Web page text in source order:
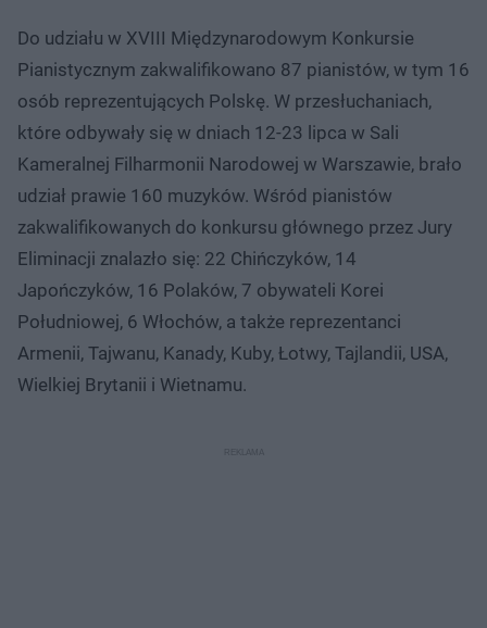
Do udziału w XVIII Międzynarodowym Konkursie
Pianistycznym zakwalifikowano 87 pianistów, w tym 16
osób reprezentujących Polskę. W przesłuchaniach,
które odbywały się w dniach 12-23 lipca w Sali
Kameralnej Filharmonii Narodowej w Warszawie, brało
udział prawie 160 muzyków. Wśród pianistów
zakwalifikowanych do konkursu głównego przez Jury
Eliminacji znalazło się: 22 Chińczyków, 14
Japończyków, 16 Polaków, 7 obywateli Korei
Południowej, 6 Włochów, a także reprezentanci
Armenii, Tajwanu, Kanady, Kuby, Łotwy, Tajlandii, USA,
Wielkiej Brytanii i Wietnamu.